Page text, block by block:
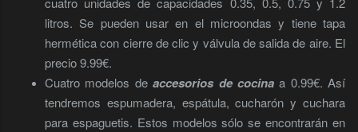
litros. Se pueden usar en el microondas y tiene tapa
hermética con cierre de clic y válvula de salida de aire. El
precio 9.99€.
Cuatro modelos deaccesorios de cocinaa 0.99€. Así
tendremos espumadera, espátula, cucharón y cuchara
para espaguetis. Estos modelos sólo se encontrarán en